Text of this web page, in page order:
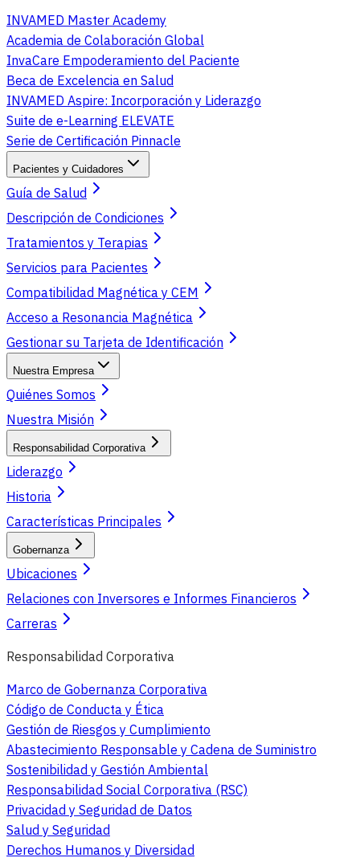
INVAMED Master Academy
Academia de Colaboración Global
InvaCare Empoderamiento del Paciente
Beca de Excelencia en Salud
INVAMED Aspire: Incorporación y Liderazgo
Suite de e-Learning ELEVATE
Serie de Certificación Pinnacle
Pacientes y Cuidadores
Guía de Salud
Descripción de Condiciones
Tratamientos y Terapias
Servicios para Pacientes
Compatibilidad Magnética y CEM
Acceso a Resonancia Magnética
Gestionar su Tarjeta de Identificación
Nuestra Empresa
Quiénes Somos
Nuestra Misión
Responsabilidad Corporativa
Liderazgo
Historia
Características Principales
Gobernanza
Ubicaciones
Relaciones con Inversores e Informes Financieros
Carreras
Responsabilidad Corporativa
Marco de Gobernanza Corporativa
Código de Conducta y Ética
Gestión de Riesgos y Cumplimiento
Abastecimiento Responsable y Cadena de Suministro
Sostenibilidad y Gestión Ambiental
Responsabilidad Social Corporativa (RSC)
Privacidad y Seguridad de Datos
Salud y Seguridad
Derechos Humanos y Diversidad